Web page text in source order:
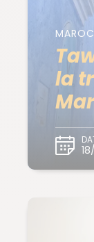
MAROC
la